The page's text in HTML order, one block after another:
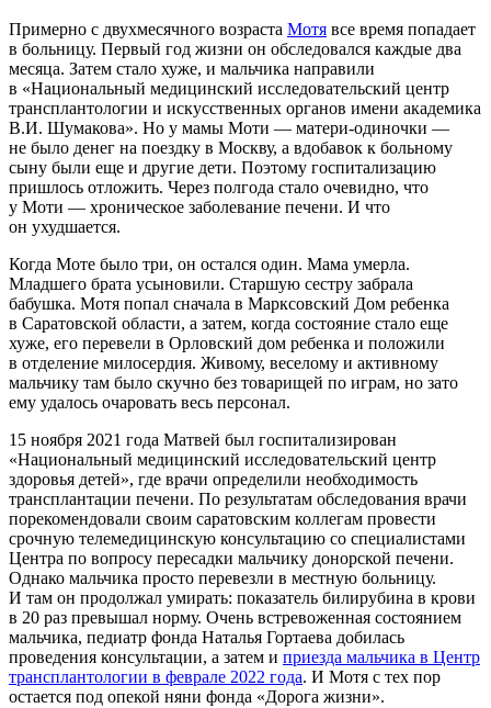
Примерно с двухмесячного возраста Мотя все время попадает
в больницу. Первый год жизни он обследовался каждые два
месяца. Затем стало хуже, и мальчика направили
в «Национальный медицинский исследовательский центр
трансплантологии и искусственных органов имени академика
В.И. Шумакова». Но у мамы Моти — матери-одиночки —
не было денег на поездку в Москву, а вдобавок к больному
сыну были еще и другие дети. Поэтому госпитализацию
пришлось отложить. Через полгода стало очевидно, что
у Моти — хроническое заболевание печени. И что
он ухудшается.
Когда Моте было три, он остался один. Мама умерла.
Младшего брата усыновили. Старшую сестру забрала
бабушка. Мотя попал сначала в Марксовский Дом ребенка
в Саратовской области, а затем, когда состояние стало еще
хуже, его перевели в Орловский дом ребенка и положили
в отделение милосердия. Живому, веселому и активному
мальчику там было скучно без товарищей по играм, но зато
ему удалось очаровать весь персонал.
15 ноября 2021 года Матвей был госпитализирован
«Национальный медицинский исследовательский центр
здоровья детей», где врачи определили необходимость
трансплантации печени. По результатам обследования врачи
порекомендовали своим саратовским коллегам провести
срочную телемедицинскую консультацию со специалистами
Центра по вопросу пересадки мальчику донорской печени.
Однако мальчика просто перевезли в местную больницу.
И там он продолжал умирать: показатель билирубина в крови
в 20 раз превышал норму. Очень встревоженная состоянием
мальчика, педиатр фонда Наталья Гортаева добилась
проведения консультации, а затем и приезда мальчика в Центр
трансплантологии в феврале 2022 года. И Мотя с тех пор
остается под опекой няни фонда «Дорога жизни».